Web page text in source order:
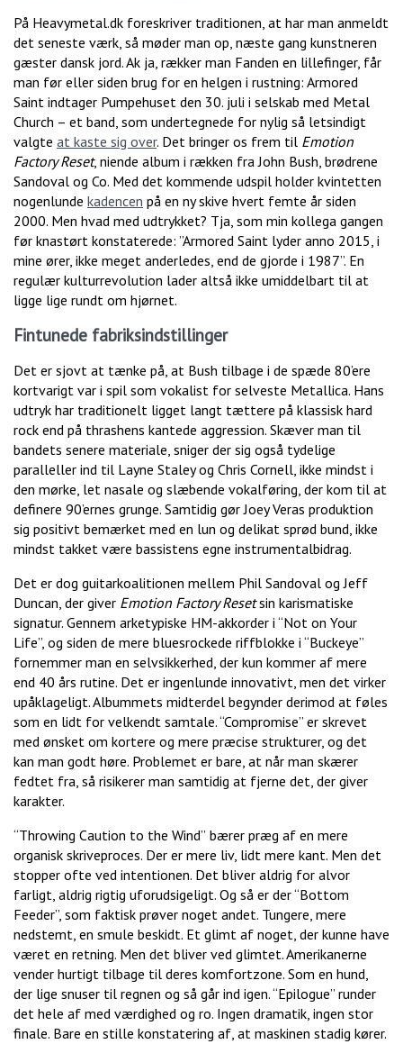
På Heavymetal.dk foreskriver traditionen, at har man anmeldt
det seneste værk, så møder man op, næste gang kunstneren
gæster dansk jord. Ak ja, rækker man Fanden en lillefinger, får
man før eller siden brug for en helgen i rustning: Armored
Saint indtager Pumpehuset den 30. juli i selskab med Metal
Church – et band, som undertegnede for nylig så letsindigt
valgte at kaste sig over. Det bringer os frem til Emotion
Factory Reset, niende album i rækken fra John Bush, brødrene
Sandoval og Co. Med det kommende udspil holder kvintetten
nogenlunde kadencen på en ny skive hvert femte år siden
2000. Men hvad med udtrykket? Tja, som min kollega gangen
før knastørt konstaterede: ”Armored Saint lyder anno 2015, i
mine ører, ikke meget anderledes, end de gjorde i 1987”. En
regulær kulturrevolution lader altså ikke umiddelbart til at
ligge lige rundt om hjørnet.
Fintunede fabriksindstillinger
Det er sjovt at tænke på, at Bush tilbage i de spæde 80’ere
kortvarigt var i spil som vokalist for selveste Metallica. Hans
udtryk har traditionelt ligget langt tættere på klassisk hard
rock end på thrashens kantede aggression. Skæver man til
bandets senere materiale, sniger der sig også tydelige
paralleller ind til Layne Staley og Chris Cornell, ikke mindst i
den mørke, let nasale og slæbende vokalføring, der kom til at
definere 90’ernes grunge. Samtidig gør Joey Veras produktion
sig positivt bemærket med en lun og delikat sprød bund, ikke
mindst takket være bassistens egne instrumentalbidrag.
Det er dog guitarkoalitionen mellem Phil Sandoval og Jeff
Duncan, der giver Emotion Factory Resetsin karismatiske
signatur. Gennem arketypiske HM-akkorder i “Not on Your
Life”, og siden de mere bluesrockede riffblokke i “Buckeye”
fornemmer man en selvsikkerhed, der kun kommer af mere
end 40 års rutine. Det er ingenlunde innovativt, men det virker
upåklageligt. Albummets midterdel begynder derimod at føles
som en lidt for velkendt samtale. “Compromise” er skrevet
med ønsket om kortere og mere præcise strukturer, og det
kan man godt høre. Problemet er bare, at når man skærer
fedtet fra, så risikerer man samtidig at fjerne det, der giver
karakter.
“Throwing Caution to the Wind” bærer præg af en mere
organisk skriveproces. Der er mere liv, lidt mere kant. Men det
stopper ofte ved intentionen. Det bliver aldrig for alvor
farligt, aldrig rigtig uforudsigeligt. Og så er der “Bottom
Feeder”, som faktisk prøver noget andet. Tungere, mere
nedstemt, en smule beskidt. Et glimt af noget, der kunne have
været en retning. Men det bliver ved glimtet. Amerikanerne
vender hurtigt tilbage til deres komfortzone. Som en hund,
der lige snuser til regnen og så går ind igen. “Epilogue” runder
det hele af med værdighed og ro. Ingen dramatik, ingen stor
finale. Bare en stille konstatering af, at maskinen stadig kører.